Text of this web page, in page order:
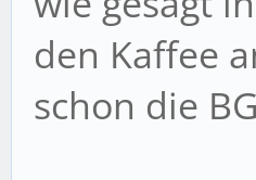
den Kaffee
schon die